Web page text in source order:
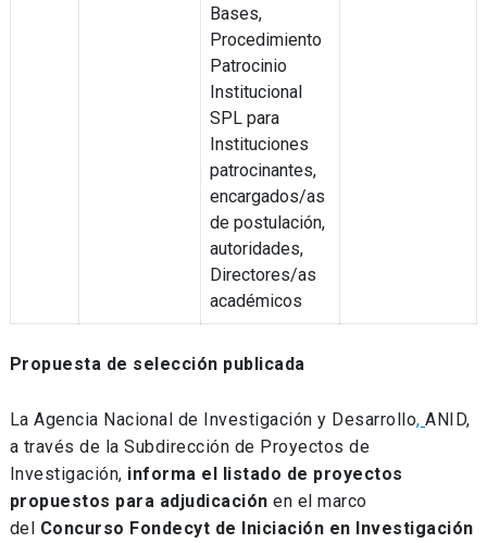
Bases,
Procedimiento
Patrocinio
Institucional
SPL para
Instituciones
patrocinantes,
encargados/as
de postulación,
autoridades,
Directores/as
académicos
Propuesta de selección publicada
La Agencia Nacional de Investigación y Desarrollo,ANID,
a través de la Subdirección de Proyectos de
Investigación, informa el listado de proyectos
propuestos para adjudicación en el marco
del Concurso Fondecyt de Iniciación en Investigación